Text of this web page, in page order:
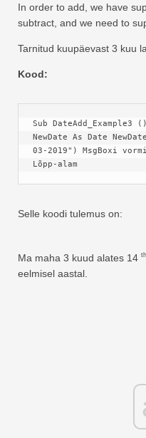
In order to add, we have
subtract, and we need to
Tarnitud kuupäevast 3 kuu
Kood:
Sub
NewDate As Date
03-2019") MsgBoxi
Lõpp-alam
Selle koodi tulemus on:
Ma maha 3 kuud alates 14 th
eelmisel aastal.